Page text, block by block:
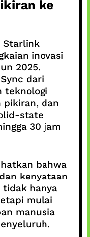
ke
Starlink
inovasi
2025.
dari
teknologi
pikiran, dan
state
30 jam
bahwa
kenyataan
tidak hanya
mulai
manusia